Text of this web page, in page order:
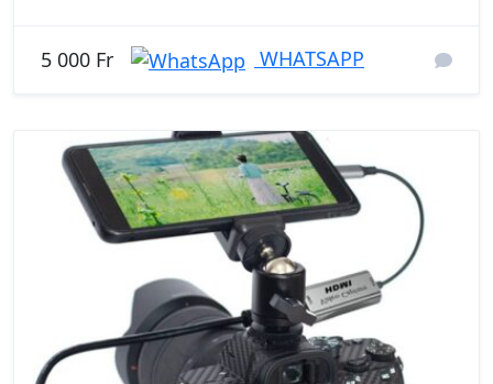
5 000 Fr WHATSAPP